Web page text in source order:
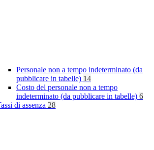
Personale non a tempo indeterminato (da
pubblicare in tabelle) 14
Costo del personale non a tempo
indeterminato (da pubblicare in tabelle) 6
di assenza 28